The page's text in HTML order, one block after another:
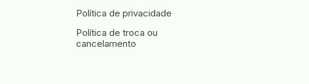
Política de privacidade
Política de troca ou
cancelamento